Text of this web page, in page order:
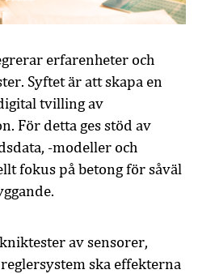
erfarenheter och
Syftet är att skapa en
tvilling av
För detta ges stöd av
-modeller och
fokus på betong för såväl
av sensorer,
ska effekterna